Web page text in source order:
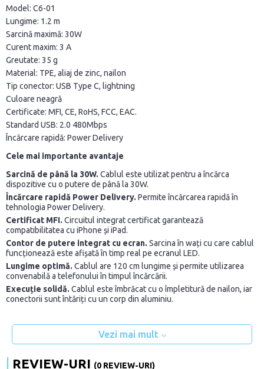
Model: C6-01
Lungime: 1.2 m
Sarcină maximă: 30W
Curent maxim: 3 A
Greutate: 35 g
Material: TPE, aliaj de zinc, nailon
Tip conector: USB Type C, lightning
Culoare neagră
Certificate: MFI, CE, RoHS, FCC, EAC.
Standard USB: 2.0 480Mbps
Încărcare rapidă: Power Delivery
Cele mai importante avantaje
Sarcină de până la 30W. Cablul este utilizat pentru a încărca
dispozitive cu o putere de până la 30W.
Încărcare rapidă Power Delivery. Permite încărcarea rapidă în
tehnologia Power Delivery.
Certificat MFI. Circuitul integrat certificat garantează
compatibilitatea cu iPhone și iPad.
Contor de putere integrat cu ecran. Sarcina în wați cu care cablul
funcționează este afișată în timp real pe ecranul LED.
Lungime optimă. Cablul are 120 cm lungime și permite utilizarea
convenabilă a telefonului în timpul încărcării.
Execuție solidă. Cablul este îmbrăcat cu o împletitură de nailon, iar
conectorii sunt întăriți cu un corp din aluminiu.
Vezi mai mult
REVIEW-URI (0 REVIEW-URI)